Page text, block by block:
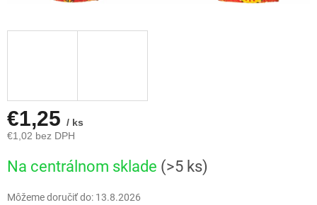
€1,25 / ks
€1,02 bez DPH
cena:
Na centrálnom sklade (>5 ks)
Môžeme doručiť do: 13.8.2026